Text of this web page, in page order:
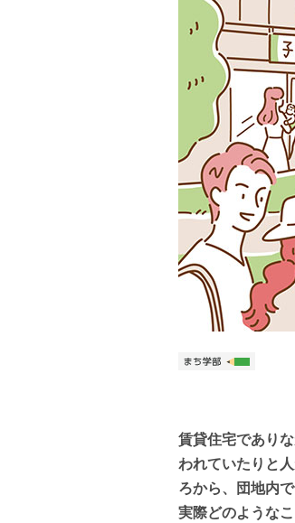
賃貸住宅であり
われていたりと
ろから、団地内
実際どのような